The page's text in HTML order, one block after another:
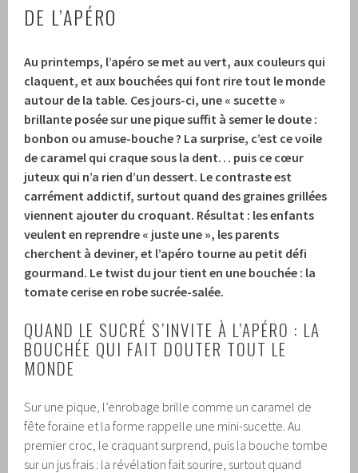
DE L’APÉRO
Au printemps, l’apéro se met au vert, aux couleurs qui
claquent, et aux bouchées qui font rire tout le monde
autour de la table. Ces jours-ci, une « sucette »
brillante posée sur une pique suffit à semer le doute :
bonbon ou amuse-bouche ? La surprise, c’est ce voile
de caramel qui craque sous la dent… puis ce cœur
juteux qui n’a rien d’un dessert. Le contraste est
carrément addictif, surtout quand des graines grillées
viennent ajouter du croquant. Résultat : les enfants
veulent en reprendre « juste une », les parents
cherchent à deviner, et l’apéro tourne au petit défi
gourmand. Le twist du jour tient en une bouchée : la
tomate cerise en robe sucrée-salée.
QUAND LE SUCRÉ S’INVITE À L’APÉRO : LA
BOUCHÉE QUI FAIT DOUTER TOUT LE
MONDE
Sur une pique, l’enrobage brille comme un caramel de
fête foraine et la forme rappelle une mini-sucette. Au
premier croc, le craquant surprend, puis la bouche tombe
sur un jus frais : la révélation fait sourire, surtout quand